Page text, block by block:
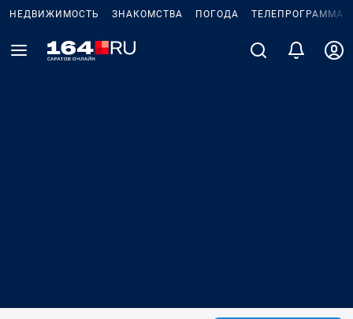
НЕДВИЖИМОСТЬ ЗНАКОМСТВА ПОГОДА ТЕЛЕПРОГРАММА